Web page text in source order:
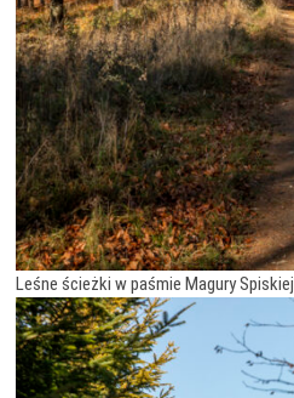
Leśne ścieżki w paśmie Magury Spiskiej